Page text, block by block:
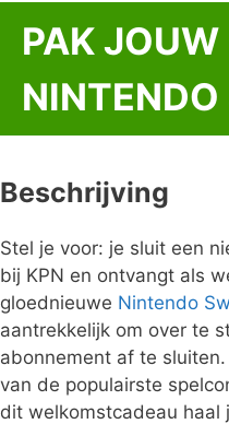
€364.95.€0.00.
PAK JOUW
Beschrijving
Stel je voor: je sluit een
bij KPN en ontvangt als
gloednieuwe Nintendo
aantrekkelijk om over te
abonnement af te
van de populairste
dit welkomstcadeau haal